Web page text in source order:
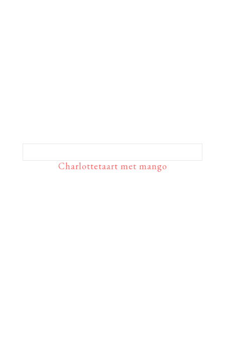
Charlottetaart met mango